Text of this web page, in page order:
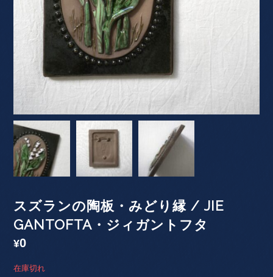
スズランの陶板・みどり縁 / JIE
GANTOFTA・ジィガントフタ
¥0
在庫切れ